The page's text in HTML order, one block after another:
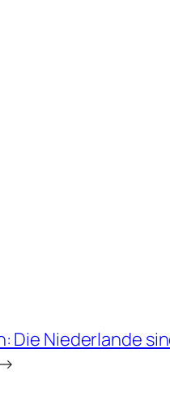
Die Niederlande
→